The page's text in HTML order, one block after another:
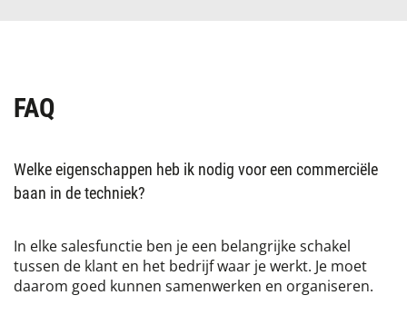
FAQ
Welke eigenschappen heb ik nodig voor een commerciële
baan in de techniek?
In elke salesfunctie ben je een belangrijke schakel
tussen de klant en het bedrijf waar je werkt. Je moet
daarom goed kunnen samenwerken en organiseren.